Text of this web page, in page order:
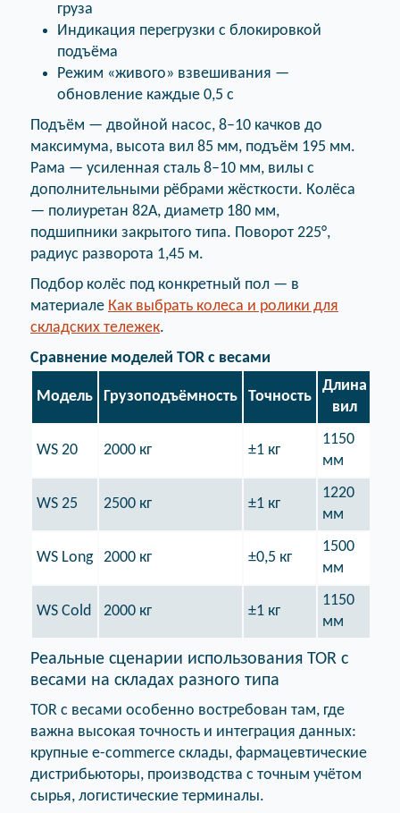
груза
Индикация перегрузки с блокировкой
подъёма
Режим «живого» взвешивания —
обновление каждые 0,5 с
Подъём — двойной насос, 8–10 качков до
максимума, высота вил 85 мм, подъём 195 мм.
Рама — усиленная сталь 8–10 мм, вилы с
дополнительными рёбрами жёсткости. Колёса
— полиуретан 82A, диаметр 180 мм,
подшипники закрытого типа. Поворот 225°,
радиус разворота 1,45 м.
Подбор колёс под конкретный пол — в
материале Как выбрать колеса и ролики для
складских тележек.
Сравнение моделей TOR с весами
Модель Грузоподъёмность Точность
Длина
вил
WS 20 2000 кг ±1 кг
1150
мм
WS 25 2500 кг ±1 кг
1220
мм
WS Long 2000 кг ±0,5 кг
1500
мм
WS Cold 2000 кг ±1 кг
1150
мм
Реальные сценарии использования TOR с
весами на складах разного типа
TOR с весами особенно востребован там, где
важна высокая точность и интеграция данных:
крупные e-commerce склады, фармацевтические
дистрибьюторы, производства с точным учётом
сырья, логистические терминалы.